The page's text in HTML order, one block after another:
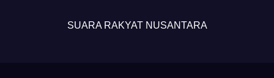
SUARA RAKYAT NUSANTARA